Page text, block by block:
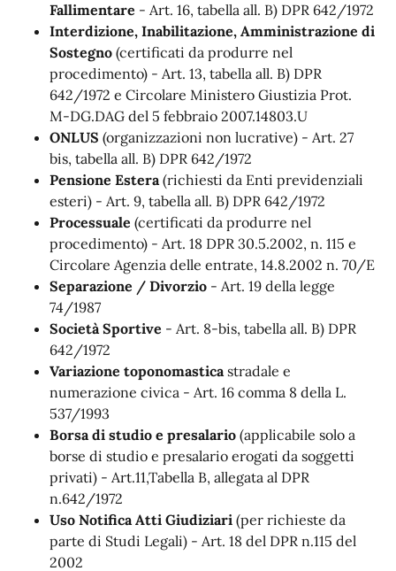
Fallimentare - Art. 16, tabella all. B) DPR 642/1972
Interdizione, Inabilitazione, Amministrazione di
Sostegno (certificati da produrre nel
procedimento) - Art. 13, tabella all. B) DPR
642/1972 e Circolare Ministero Giustizia Prot.
M-DG.DAG del 5 febbraio 2007.14803.U
ONLUS (organizzazioni non lucrative) - Art. 27
bis, tabella all. B) DPR 642/1972
Pensione Estera(richiesti da Enti previdenziali
esteri) - Art. 9, tabella all. B) DPR 642/1972
Processuale (certificati da produrre nel
procedimento) - Art. 18 DPR 30.5.2002, n. 115 e
Circolare Agenzia delle entrate, 14.8.2002 n. 70/E
Separazione / Divorzio - Art. 19 della legge
74/1987
Società Sportive - Art. 8-bis, tabella all. B) DPR
642/1972
Variazione toponomasticastradale e
numerazione civica - Art. 16 comma 8 della L.
537/1993
Borsa di studio e presalario (applicabile solo a
borse di studio e presalario erogati da soggetti
privati) - Art.11,Tabella B, allegata al DPR
n.642/1972
Uso Notifica Atti Giudiziari (per richieste da
parte di Studi Legali) - Art. 18 del DPR n.115 del
2002